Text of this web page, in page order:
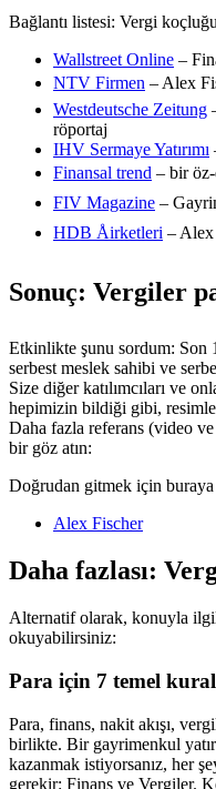
Bağlantı listesi: Vergi
Wallstreet Online –
NTV Firmen – Alex
Westdeutsche Zeitung
röportaj
IHV Sermaye Yatırımı
Finansal trend – bir
FIV Magazine –
HDB Åirketleri – Alex
Sonuç: Vergiler
Etkinlikte şunu sordum: Son
serbest meslek sahibi ve
Size diğer katılımcıları ve
hepimizin bildiği gibi,
Daha fazla referans (video
bir göz atın:
Doğrudan gitmek için buraya
Alex Fischer
Daha fazlası:
Alternatif olarak, konuyla
okuyabilirsiniz:
Para için 7 temel kural
Para, finans, nakit akışı,
birlikte. Bir gayrimenkul
kazanmak istiyorsanız, her
gerekir: Finans ve Vergiler.